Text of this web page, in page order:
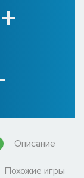
Описание
Похожие игры